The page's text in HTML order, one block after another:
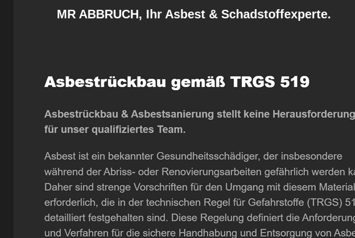
MR ABBRUCH, Ihr Asbest & Schadstoffexperte.